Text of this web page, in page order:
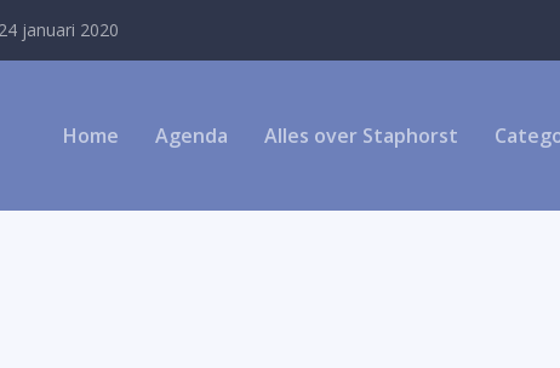
januari 2020
Home Agenda Alles over Staphorst